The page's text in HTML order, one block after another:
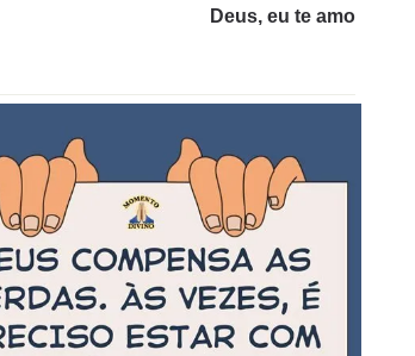
Deus, eu te amo